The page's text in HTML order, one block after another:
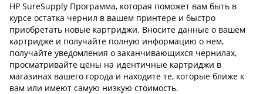
HP SureSupply Программа, которая поможет вам быть в
курсе остатка чернил в вашем принтере и быстро
приобретать новые картриджи. Вносите данные о вашем
картридже и получайте полную информацию о нем,
получайте уведомления о заканчивающихся чернилах,
просматривайте цены на идентичные картриджи в
магазинах вашего города и находите те, которые ближе к
вам или имеют самую низкую стоимость.